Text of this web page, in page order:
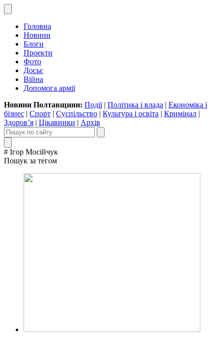
Головна
Новини
Блоги
Проекти
Фото
Досьє
Війна
Допомога армії
Новини Полтавщини: Події| Політика і влада | Економіка і
бізнес | Спорт | Суспільство | Культура і освіта | Кримінал |
Здоров’я | Цікавинки | Архів
# Ігор Мосійчук
Пошук за тегом